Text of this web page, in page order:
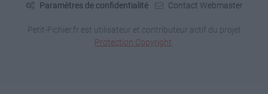
Paramètres de confidentialité
Contact Webmaster
Petit-Fichier.fr est utilisateur et contributeur actif du projet
Protection Copyright